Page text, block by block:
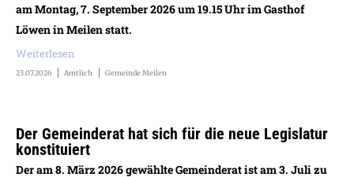
am Montag, 7. September 2026 um 19.15 Uhr im Gasthof
Löwen in Meilen statt.
Weiterlesen
23.07.2026 Amtlich Gemeinde Meilen
Der Gemeinderat hat sich für die neue Legislatur
konstituiert
Der am 8. März 2026 gewählte Gemeinderat ist am 3. Juli zu